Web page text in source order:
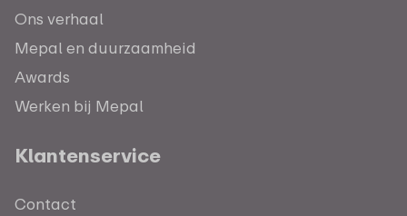
Ons verhaal
Mepal en duurzaamheid
Awards
Werken bij Mepal
Klantenservice
Contact